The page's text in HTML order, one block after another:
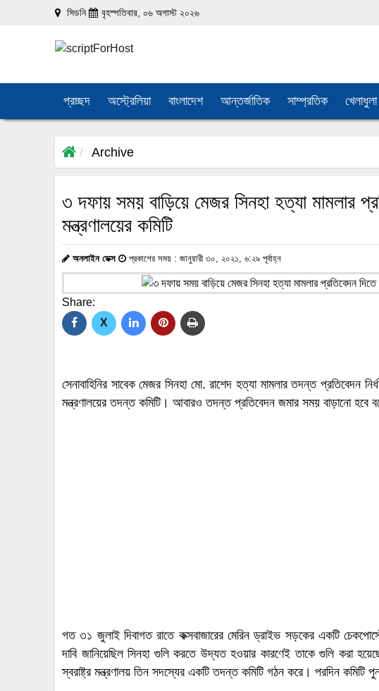
সিডনি বৃহস্পতিবার, ০৬ অগাস্ট ২০২৬
প্রচ্ছদ অস্ট্রেলিয়া বাংলাদেশ আন্তর্জাতিক সাম্প্রতিক খেলাধুলা
Archive
৩ দফায় সময় বাড়িয়ে মেজর সিনহা হত্যা মামলার
মন্ত্রণালয়ের কমিটি
অনলাইন ডেক্স প্রকাশের সময় : জানুয়ারী ৩০, ২০২১, ৬:২৯ পূর্বাহ্ন
Share:
X
সেনাবাহিনির সাবেক মেজর সিনহা মো. রাশেদ হত্যা মামলার তদন্ত প্রতিবেদন
মন্ত্রণালয়ের তদন্ত কমিটি। আবারও তদন্ত প্রতিবেদন জমার সময় বাড়ানো হবে
গত ৩১ জুলাই দিবাগত রাতে কক্সবাজারের মেরিন ড্রাইভ সড়কের একটি
দাবি জানিয়েছিল সিনহা গুলি করতে উদ্যত হওয়ার কারণেই তাকে গুলি করা
স্বরাষ্ট্র মন্ত্রণালয় তিন সদস্যের একটি তদন্ত কমিটি গঠন করে। পরদিন কমিটি